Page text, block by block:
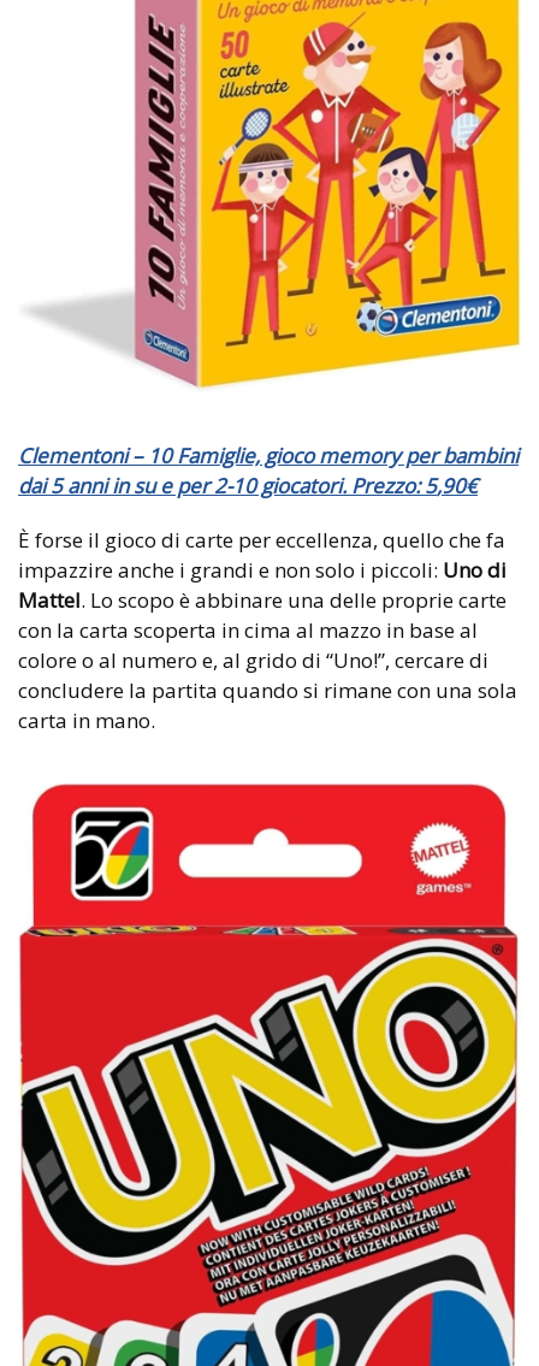
Clementoni – 10 Famiglie, gioco memory per bambini
dai 5 anni in su e per 2-10 giocatori. Prezzo:5,90€
È forse il gioco di carte per eccellenza, quello che fa
impazzire anche i grandi e non solo i piccoli: Uno di
Mattel. Lo scopo è abbinare una delle proprie carte
con la carta scoperta in cima al mazzo in base al
colore o al numero e, al grido di “Uno!”, cercare di
concludere la partita quando si rimane con una sola
carta in mano.